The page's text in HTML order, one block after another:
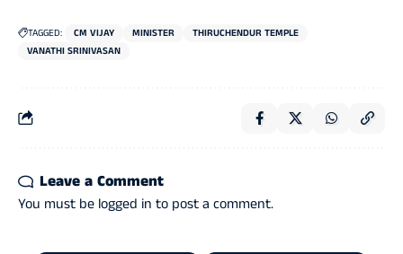
TAGGED: CM VIJAY MINISTER
THIRUCHENDUR TEMPLE
VANATHI SRINIVASAN
Leave a Comment
You must be logged in to post a comment.